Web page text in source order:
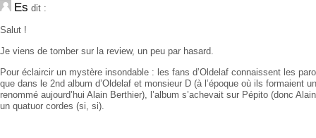
Es dit :
Salut !
Je viens de tomber sur la review, un peu par hasard.
Pour éclaircir un mystère insondable : les fans d’Oldelaf connaissent les
que dans le 2nd album d’Oldelaf et monsieur D (à l’époque où ils formaient
renommé aujourd’hui Alain Berthier), l’album s’achevait sur Pépito (donc
un quatuor cordes (si, si).